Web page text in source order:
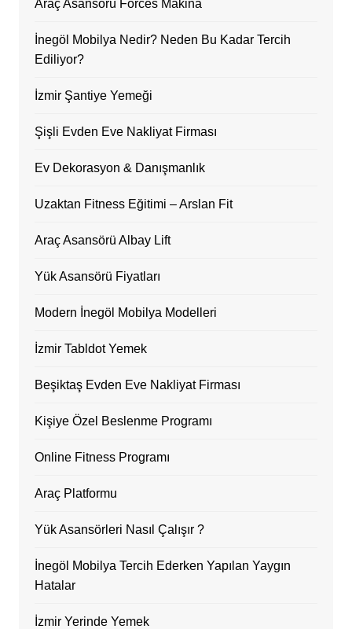
Araç Asansörü Forces Makina
İnegöl Mobilya Nedir? Neden Bu Kadar Tercih
Ediliyor?
İzmir Şantiye Yemeği
Şişli Evden Eve Nakliyat Firması
Ev Dekorasyon & Danışmanlık
Uzaktan Fitness Eğitimi – Arslan Fit
Araç Asansörü Albay Lift
Yük Asansörü Fiyatları
Modern İnegöl Mobilya Modelleri
İzmir Tabldot Yemek
Beşiktaş Evden Eve Nakliyat Firması
Kişiye Özel Beslenme Programı
Online Fitness Programı
Araç Platformu
Yük Asansörleri Nasıl Çalışır ?
İnegöl Mobilya Tercih Ederken Yapılan Yaygın
Hatalar
İzmir Yerinde Yemek